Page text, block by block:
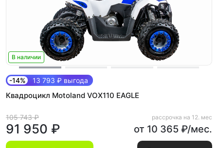
В наличии
-14% 13 793 ₽ выгода
Квадроцикл Motoland VOX110 EAGLE
105 743 ₽
91 950 ₽
рассрочка на 12. мес
от 10 365 ₽/мес.